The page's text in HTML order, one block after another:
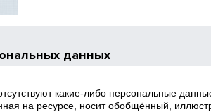
данных
какие‑либо персональные
на ресурсе, носит обобщённый,